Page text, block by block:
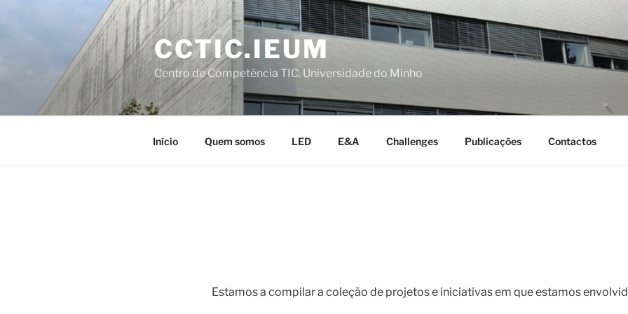
CCTIC.IEUM
Centro de Competência TIC. Universidade do Minho
Início Quem somos LED E&A Challenges Publicações Contactos
Estamos a compilar a coleção de projetos e iniciativas em que estamos